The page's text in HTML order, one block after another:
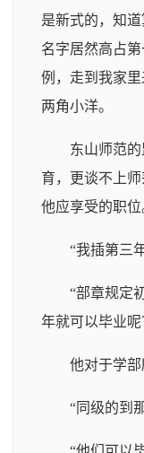
是新式的，知
名字居然高占
例，走到我家
两角小洋。
东山师范
育，更谈不上
他应享受的职位
“我插第三
“部章规定
年就可以毕业呢
他对于学部
“同级的到